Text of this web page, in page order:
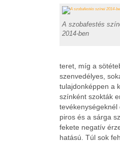
A szobafestés
2014-ben
teret, míg a
szenvedélyes,
tulajdonképpen a
színként szokták
piros és a sárga
fekete negatív
hatású. Túl sok